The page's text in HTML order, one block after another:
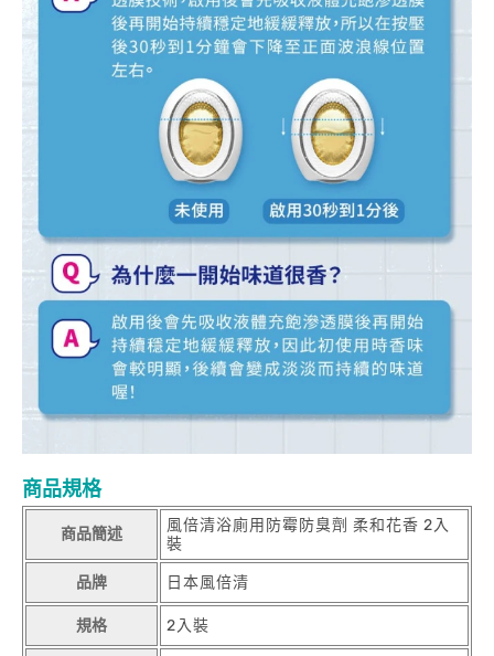
商品規格
商品簡述
風倍清浴廁用防霉防臭劑 柔和花香 2入
裝
品牌 日本風倍清
規格 2入裝